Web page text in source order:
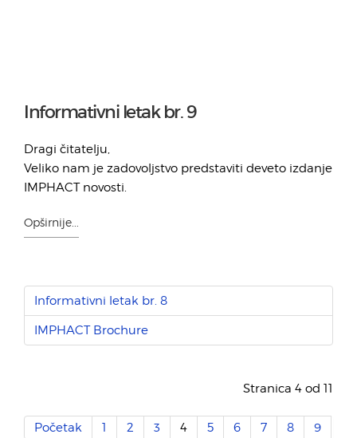
Informativni letak br. 9
Dragi čitatelju,
Veliko nam je zadovoljstvo predstaviti deveto izdanje
IMPHACT novosti.
Opširnije...
Informativni letak br. 8
IMPHACT Brochure
Stranica 4 od 11
Početak 1 2 3 4 5 6 7 8 9